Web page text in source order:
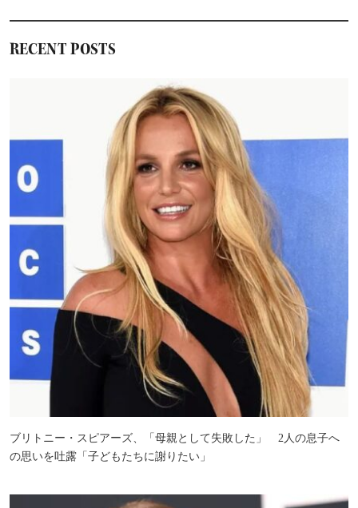
RECENT POSTS
ブリトニー・スピアーズ、「母親として失敗した」 2人の息子へ
の思いを吐露「子どもたちに謝りたい」